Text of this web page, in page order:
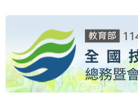
專區網站連結